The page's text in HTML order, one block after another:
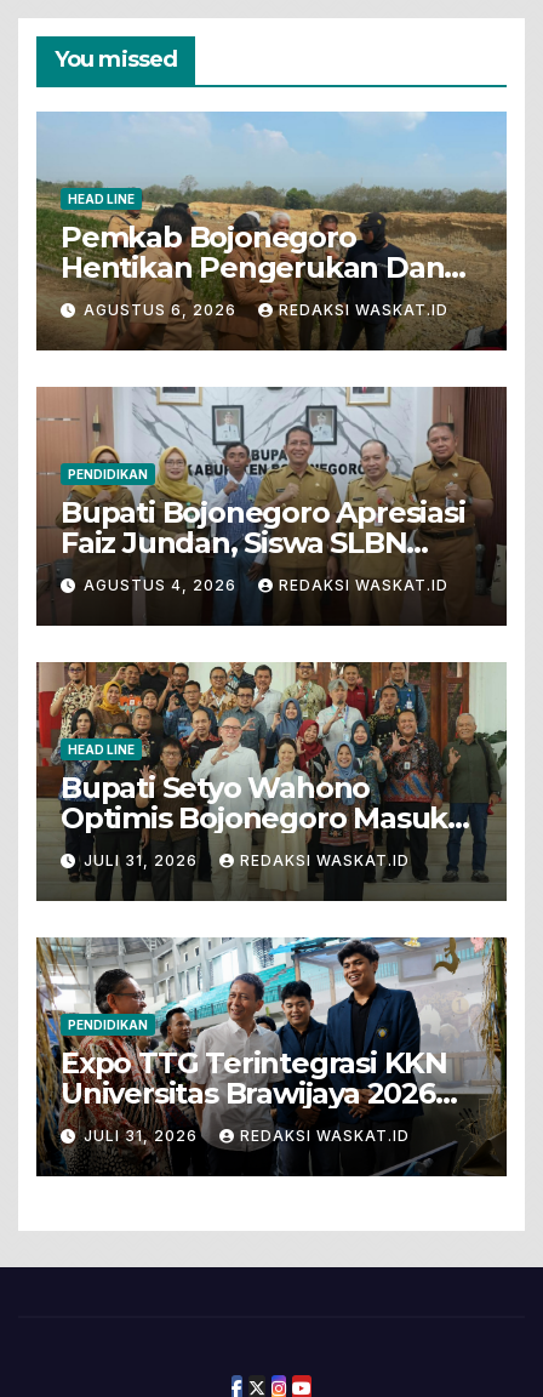
You missed
HEAD LINE
Pemkab Bojonegoro
Hentikan Pengerukan Dan
Penjualan Tanah Dari Lahan
Pertanian
AGUSTUS 6, 2026 REDAKSI WASKAT.ID
PENDIDIKAN
Bupati Bojonegoro Apresiasi
Faiz Jundan, Siswa SLBN
Gunungsari Baureno Masuk
LKS Diksus Tingkat Nasional
AGUSTUS 4, 2026 REDAKSI WASKAT.ID
HEAD LINE
Bupati Setyo Wahono
Optimis Bojonegoro Masuk
Unesco Global Geopark
JULI 31, 2026 REDAKSI WASKAT.ID
PENDIDIKAN
Expo TTG Terintegrasi KKN
Universitas Brawijaya 2026
Hadirkan Inovasi Peternakan
Untuk Bojonegoro
JULI 31, 2026 REDAKSI WASKAT.ID